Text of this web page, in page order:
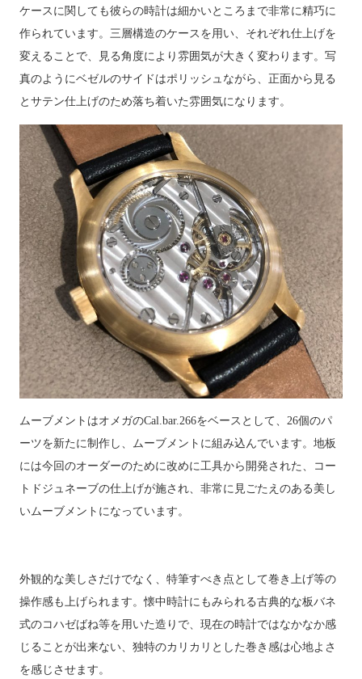
ケースに関しても彼らの時計は細かいところまで非常に精巧に
作られています。三層構造のケースを用い、それぞれ仕上げを
変えることで、見る角度により雰囲気が大きく変わります。写
真のようにベゼルのサイドはポリッシュながら、正面から見る
とサテン仕上げのため落ち着いた雰囲気になります。
ムーブメントはオメガのCal.bar.266をベースとして、 26個のパ
ーツを新たに制作し、ムーブメントに組み込んでいます。地板
には今回のオーダーのために改めに工具から開発された、コー
トドジュネーブの仕上げが施され、非常に見ごたえのある美し
いムーブメントになっています。
外観的な美しさだけでなく、特筆すべき点として巻き上げ等の
操作感も上げられます。懐中時計にもみられる古典的な板バネ
式のコハゼばね等を用いた造りで、現在の時計ではなかなか感
じることが出来ない、独特のカリカリとした巻き感は心地よさ
を感じさせます。